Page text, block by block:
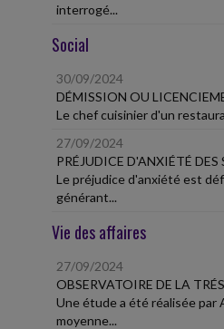
interrogé...
Social
30/09/2024
DÉMISSION OU
Le chef cuisinier d'un
27/09/2024
PRÉJUDICE D'ANXIÉTÉ
Le préjudice d'anxiété est
générant...
Vie des affaires
27/09/2024
OBSERVATOIRE DE LA
Une étude a été réalisée par
moyenne...